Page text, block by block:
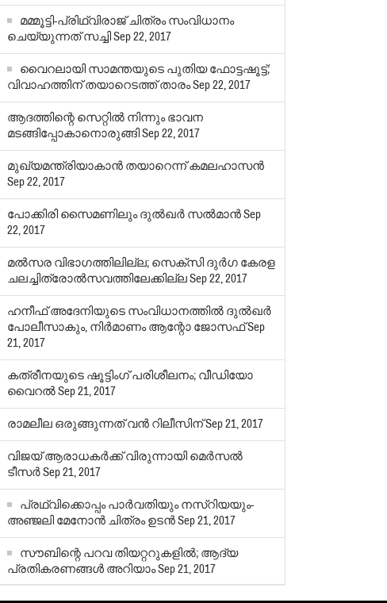
മമ്മൂട്ടി-പ്രിഥ്വിരാജ് ചിത്രം സംവിധാനം
ചെയ്യുന്നത് സച്ചിSep 22, 2017
വൈറലായി സാമന്തയുടെ പുതിയ ഫോട്ടഷൂട്ട്;
വിവാഹത്തിന് തയാറെടത്ത് താരംSep 22, 2017
ആദത്തിന്റെ സെറ്റില്‍ നിന്നും ഭാവന
മടങ്ങിപ്പോകാനൊരുങ്ങിSep 22, 2017
മുഖ്യമന്ത്രിയാകാന്‍ തയാറെന്ന് കമലഹാസന്‍
Sep 22, 2017
പോക്കിരി സൈമണിലും ദുല്‍ഖര്‍ സല്‍മാന്‍Sep
22, 2017
മല്‍സര വിഭാഗത്തിലില്ല; സെക്‌സി ദുര്‍ഗ കേരള
ചലച്ചിത്രോല്‍സവത്തിലേക്കില്ലSep 22, 2017
ഹനീഫ് അദേനിയുടെ സംവിധാനത്തില്‍ ദുല്‍ഖര്‍
പോലീസാകും, നിര്‍മാണം ആന്റോ ജോസഫ്Sep
21, 2017
കത്രീനയുടെ ഷൂട്ടിംഗ് പരിശീലനം; വീഡിയോ
വൈറല്‍Sep 21, 2017
രാമലീല ഒരുങ്ങുന്നത് വന്‍ റിലീസിന്Sep 21, 2017
വിജയ് ആരാധകര്‍ക്ക് വിരുന്നായി മെര്‍സല്‍
ടീസര്‍Sep 21, 2017
പ്രഥ്വിക്കൊപ്പം പാര്‍വതിയും നസ്‌റിയയും-
അഞ്ജലി മേനോന്‍ ചിത്രം ഉടന്‍Sep 21, 2017
സൗബിന്റെ പറവ തിയറ്ററുകളില്‍; ആദ്യ
പ്രതികരണങ്ങള്‍ അറിയാംSep 21, 2017